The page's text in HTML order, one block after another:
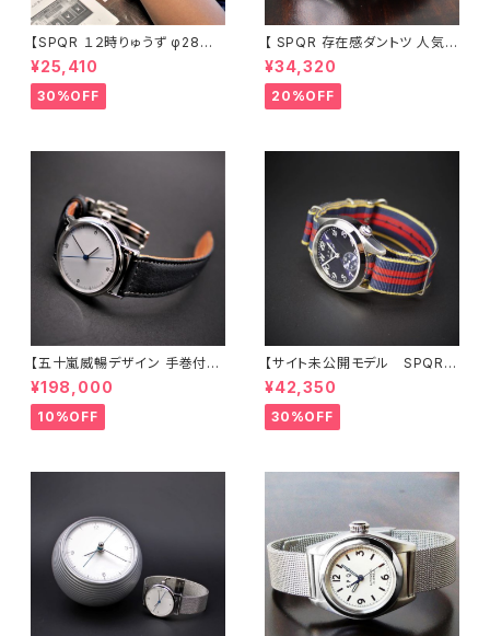
【SPQR １２時りゅうず φ28m
m絶妙サイズ ・ THE SPQR
のコンセプトを踏襲 シンプル・レ
トロ 懐かしいデザイン】 SP
QR Ｕｂｕｄ-Ｑ × シルバー文
¥25,410
30%OFF
【 SPQR 存在感ダントツ 人気の
１２時りゅうず 手巻付自動巻
機械式】 Ｕｂｕｄ機械式 アイ
ボリー文字盤 × 臙脂色・最高級
クロコダイル・SS三つ折れバッ
¥34,320
20%OFF
【五十嵐威暢デザイン 手巻付自
動巻 earth watch+稲穂・蜻蛉
・有田焼コラボレーション】 ブル
ー天秤秒針の白文字盤 × SOM
ES別注・国産高級車シート革ベ
¥198,000
10%OFF
【サイト未公開モデル SPQR
人気の高い機械式 手巻付自動
巻スモールセコンド Ventuno
ss ネイビー文字盤 × 英
国メーカー直輸入MOD#11ナイ
¥42,350
30%OFF